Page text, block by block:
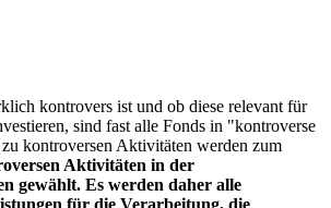
kontrovers ist und ob diese relevant für
sind fast alle Fonds in "kontroverse
kontroversen Aktivitäten werden zum
Aktivitäten in der
gewählt. Es werden daher alle
für die Verarbeitung, die